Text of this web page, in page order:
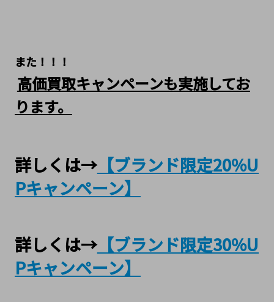
また！！！
高価買取キャンペーンも実施してお
ります。
詳しくは→【ブランド限定20%U
Pキャンペーン】
詳しくは→【ブランド限定30%U
Pキャンペーン】